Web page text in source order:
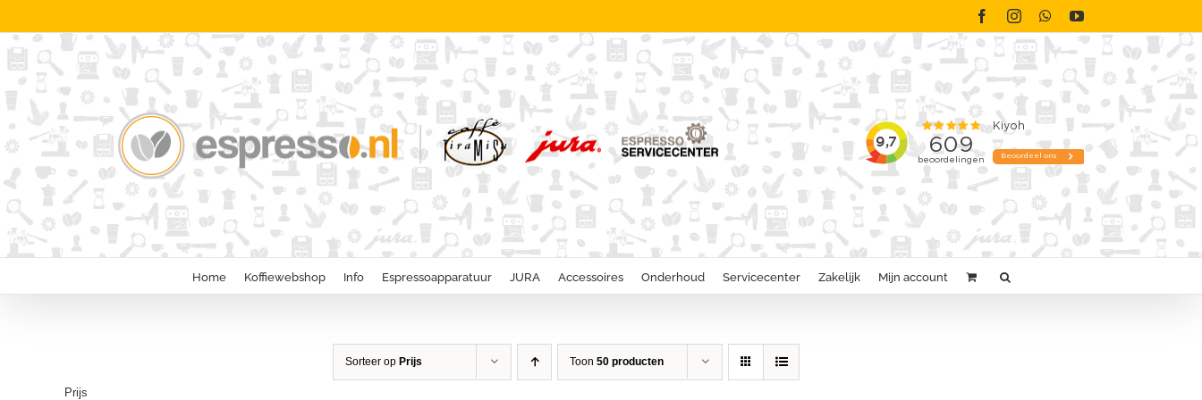
inhoud
FacebookInstagramWhatsAppYouTube
Home Koffiewebshop Info Espressoapparatuur JURA Accessoires Onderhoud Servicecenter Zakelijk Mijn account
Sorteer op Prijs Toon 50 producten
Prijs